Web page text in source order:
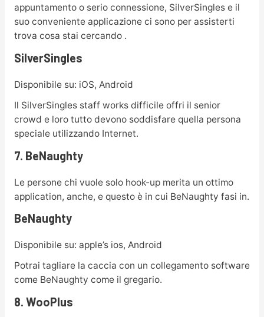
appuntamento o serio connessione, SilverSingles e il
suo conveniente applicazione ci sono per assisterti
trova cosa stai cercando .
SilverSingles
Disponibile su: iOS, Android
Il SilverSingles staff works difficile offri il senior
crowd e loro tutto devono soddisfare quella persona
speciale utilizzando Internet.
7. BeNaughty
Le persone chi vuole solo hook-up merita un ottimo
application, anche, e questo è in cui BeNaughty fasi in.
BeNaughty
Disponibile su: apple’s ios, Android
Potrai tagliare la caccia con un collegamento software
come BeNaughty come il gregario.
8. WooPlus